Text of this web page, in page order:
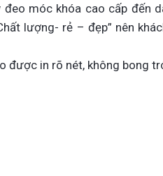
móc khóa cao cấp đến
lượng- rẻ – đẹp” nên
được in rõ nét, không bong